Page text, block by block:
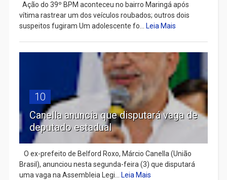
Ação do 39º BPM aconteceu no bairro Maringá após
vítima rastrear um dos veículos roubados; outros dois
suspeitos fugiram Um adolescente fo...
Leia Mais
10
Canella anuncia que disputará vaga de
deputado estadual
​ O ex-prefeito de Belford Roxo, Márcio Canella (União
Brasil), anunciou nesta segunda-feira (3) que disputará
uma vaga na Assembleia Legi...
Leia Mais